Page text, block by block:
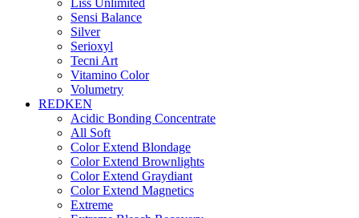
Liss Unlimited
Sensi Balance
Silver
Serioxyl
Tecni Art
Vitamino Color
Volumetry
REDKEN
Acidic Bonding Concentrate
All Soft
Color Extend Blondage
Color Extend Brownlights
Color Extend Graydiant
Color Extend Magnetics
Extreme